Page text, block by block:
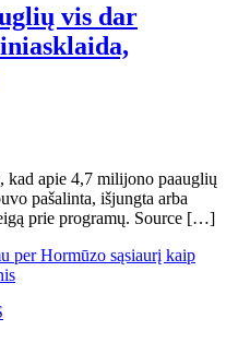
vis dar
kad apie 4,7 milijono paauglių
pašalinta, išjungta arba
prie programų. Source […]